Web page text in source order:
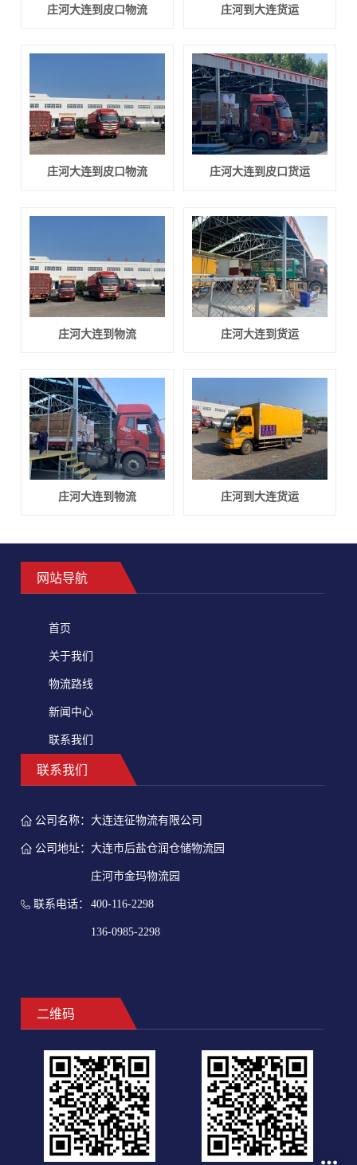
庄河大连到皮口物流 庄河到大连货运
庄河大连到皮口物流 庄河大连到皮口货运
庄河大连到物流 庄河大连到货运
庄河大连到物流 庄河到大连货运
网站导航
首页
关于我们
物流路线
新闻中心
联系我们
联系我们
公司名称：大连连征物流有限公司
公司地址：大连市后盐仓润仓储物流园
庄河市金玛物流园
联系电话： 400-116-2298
136-0985-2298
二维码